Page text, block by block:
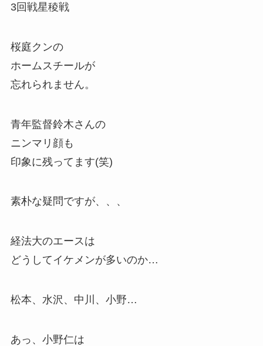
3回戦星稜戦
桜庭クンの
ホームスチールが
忘れられません。
青年監督鈴木さんの
ニンマリ顔も
印象に残ってます(笑)
素朴な疑問ですが、、、
経法大のエースは
どうしてイケメンが多いのか…
松本、水沢、中川、小野…
あっ、小野仁は